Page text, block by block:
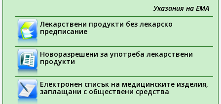
Указания на ЕМА
Лекарствени продукти без лекарско
предписание
Новоразрешени за употреба лекарствени
продукти
Електронен списък на медицинските изделия,
заплащани с обществени средства